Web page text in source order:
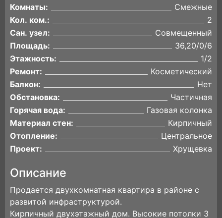
Комнаты:
Смежные
Кол. ком.:
2
Сан. узел:
Совмещенный
Площадь:
36,20/0/6
Этажность:
1/2
Ремонт:
Косметический
Балкон:
Нет
Обстановка:
Частичная
Горячая вода:
Газовая колонка
Материал стен:
Кирпичный
Отопление:
Центральное
Проект:
Хрущевка
Описание
Продается двухкомнатная квартира в районе с
развитой инфраструктурой.
Кирпичный двухэтажный дом. Высокие потолки 3